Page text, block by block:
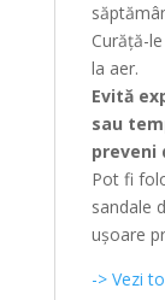
Curăță-
la aer.
Evită
sau
preveni
Pot fi
sandale
ușoare
-> Vezi